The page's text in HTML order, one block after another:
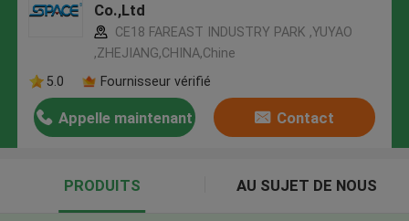
Co.,Ltd
CE18 FAREAST INDUSTRY PARK ,YUYAO
,ZHEJIANG,CHINA,Chine
5.0
Fournisseur vérifié
Appelle maintenant Contact
PRODUITS AU SUJET DE NOUS